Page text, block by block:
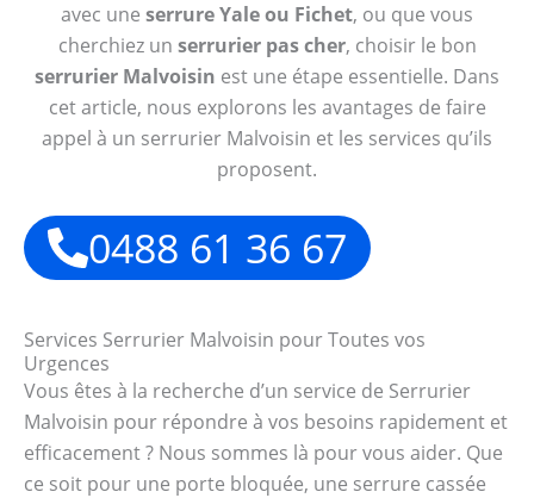
avec une serrure Yale ou Fichet, ou que vous
cherchiez un serrurier pas cher, choisir le bon
serrurier Malvoisin est une étape essentielle. Dans
cet article, nous explorons les avantages de faire
appel à un serrurier Malvoisin et les services qu’ils
proposent.
0488 61 36 67
Services Serrurier Malvoisin pour Toutes vos
Urgences
Vous êtes à la recherche d’un service de Serrurier
Malvoisin pour répondre à vos besoins rapidement et
efficacement ? Nous sommes là pour vous aider. Que
ce soit pour une porte bloquée, une serrure cassée